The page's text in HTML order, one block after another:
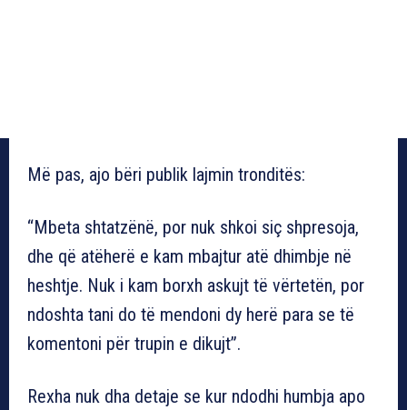
Më pas, ajo bëri publik lajmin tronditës:
“Mbeta shtatzënë, por nuk shkoi siç shpresoja,
dhe që atëherë e kam mbajtur atë dhimbje në
heshtje. Nuk i kam borxh askujt të vërtetën, por
ndoshta tani do të mendoni dy herë para se të
komentoni për trupin e dikujt”.
Rexha nuk dha detaje se kur ndodhi humbja apo